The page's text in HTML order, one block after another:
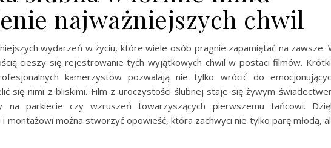
najważniejszych chwil
wydarzeń w życiu, które wiele osób pragnie zapamiętać na zawsze.
cieszy się rejestrowanie tych wyjątkowych chwil w postaci filmów.
kamerzystów pozwalają nie tylko wrócić do
się nimi z bliskimi. Film z uroczystości ślubnej staje się żywym
na parkiecie czy wzruszeń towarzyszących pierwszemu tańcowi.
montażowi można stworzyć opowieść, która zachwyci nie tylko parę młodą,